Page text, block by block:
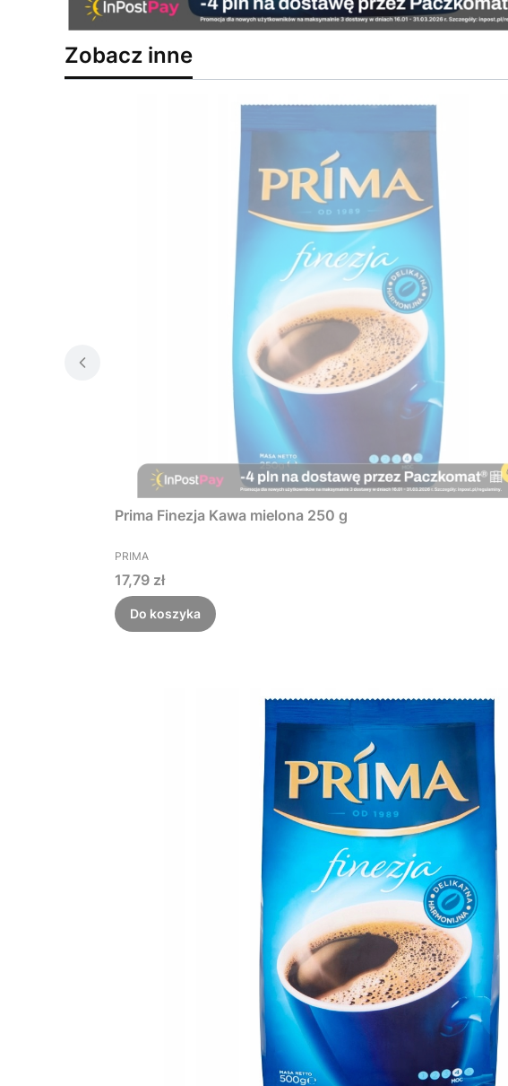
Zobacz inne
Prima Finezja Kawa mielona 250 g
PRODUCENT
PRIMA
Cena
17,79 zł
Do koszyka